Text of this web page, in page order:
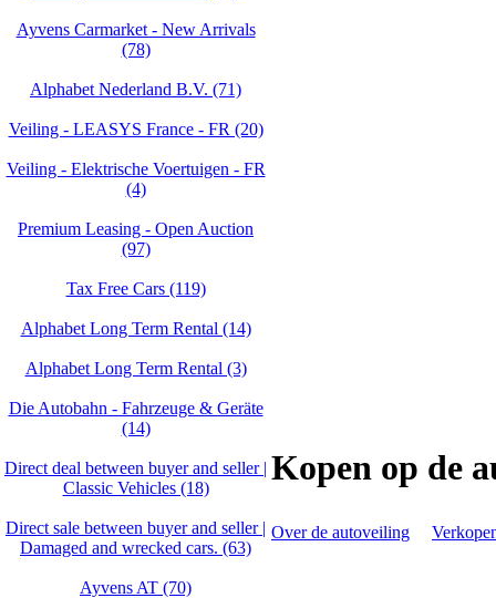
Ayvens Carmarket - New Arrivals
(78)
Alphabet Nederland B.V. (71)
Veiling - LEASYS France - FR (20)
Veiling - Elektrische Voertuigen - FR
(4)
Premium Leasing - Open Auction
(97)
Tax Free Cars (119)
Alphabet Long Term Rental (14)
Alphabet Long Term Rental (3)
Die Autobahn - Fahrzeuge & Geräte
(14)
Direct deal between buyer and seller |
Classic Vehicles (18)
Direct sale between buyer and seller |
Damaged and wrecked cars. (63)
Ayvens AT (70)
Kopen op de
Over de autoveiling